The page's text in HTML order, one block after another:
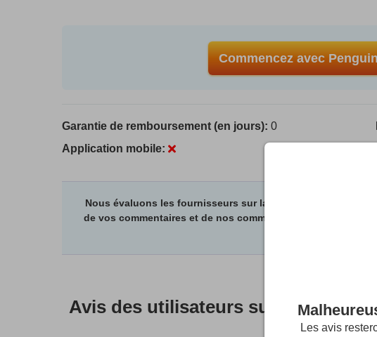
Commencez avec
Garantie de remboursement (en jours): 0
Application mobile:
Nous évaluons les fournisseurs sur la base de tests et de
de vos commentaires et de nos commissions d’affiliation
Avis des utilisateurs sur Penguin
Les avis